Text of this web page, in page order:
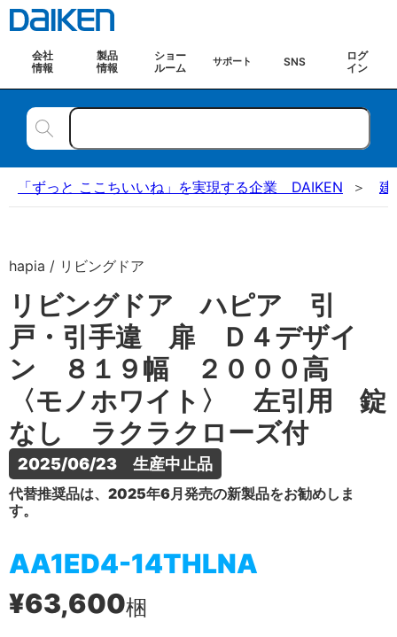
会社
情報
製品
情報
ショー
ルーム
サポート SNS
ログ
イン
「ずっと ここちいいね」を実現する企業 DAIKEN 建
hapia / リビングドア
リビングドア ハピア 引
戸・引手違 扉 Ｄ４デザイ
ン ８１９幅 ２０００高
〈モノホワイト〉 左引用 錠
なし ラクラクローズ付
2025/06/23　生産中止品
代替推奨品は、2025年6月発売の新製品をお勧めしま
す。
AA1ED4-14THLNA
¥63,600梱